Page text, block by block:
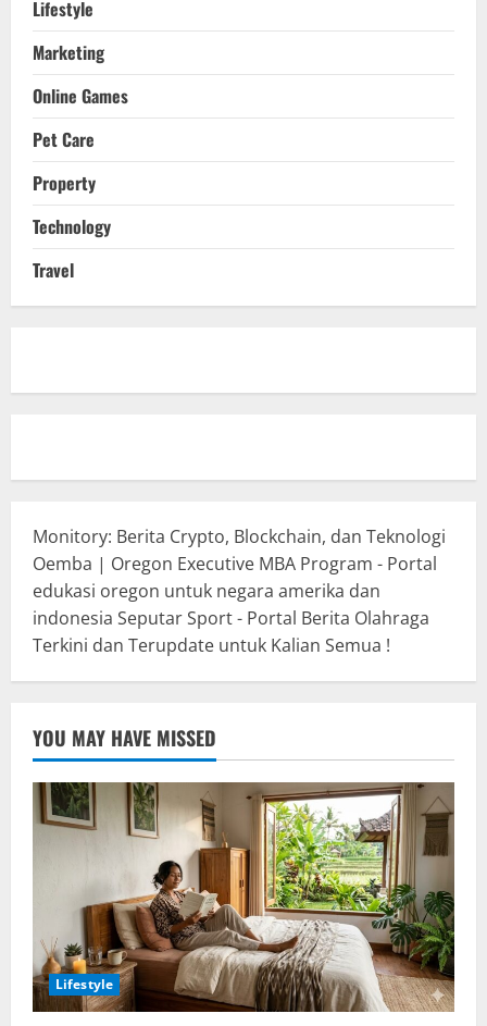
Lifestyle
Marketing
Online Games
Pet Care
Property
Technology
Travel
Monitory: Berita Crypto, Blockchain, dan Teknologi
Oemba | Oregon Executive MBA Program - Portal
edukasi oregon untuk negara amerika dan
indonesia Seputar Sport - Portal Berita Olahraga
Terkini dan Terupdate untuk Kalian Semua !
YOU MAY HAVE MISSED
Lifestyle